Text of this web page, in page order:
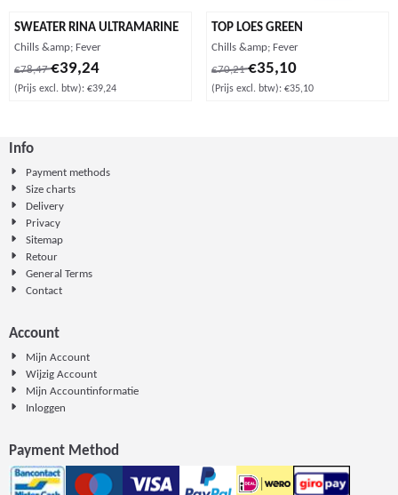
SWEATER RINA ULTRAMARINE
Merk:
Chills &amp; Fever
Van 78,47 voor 39,24, exclusief btw: 39,24
€78,47€39,24
(Prijs excl. btw): €39,24
TOP LOES GREEN
Merk:
Chills &amp; Fever
Van 70,21 voor 35,10, exclusief
€70,21€35,10
(Prijs excl. btw): €35,10
Info
Payment methods
Size charts
Delivery
Privacy
Sitemap
Retour
General Terms
Contact
Account
Mijn Account
Wijzig Account
Mijn Accountinformatie
Inloggen
Payment Method